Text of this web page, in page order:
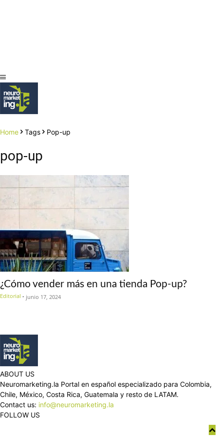
Home Tags Pop-up
pop-up
¿Cómo vender más en una tienda Pop-up?
Editorial - junio 17, 2024
ABOUT US
Neuromarketing.la Portal en español especializado para Colombia,
Chile, México, Costa Rica, Guatemala y resto de LATAM.
Contact us: info@neuromarketing.la
FOLLOW US